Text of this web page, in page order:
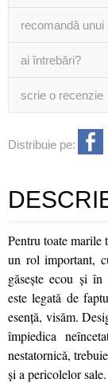
recomandă unui
ai întrebări?
scrie o recenzie
Distribuie pe:
Pentru toate marile
un rol important,
găseşte ecou şi
este legată de
esenţă, visăm.
împiedica
nestatornică,
şi a pericolelor sale.